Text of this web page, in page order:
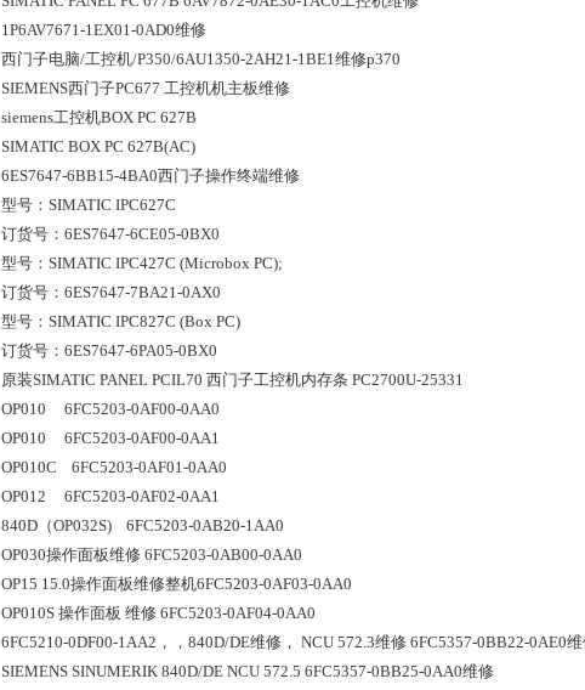
1P6AV7671-1EX01-0AD0维修
西门子电脑/工控机/P350/6AU1350-2AH21-1BE1维修p370
SIEMENS西门子PC677 工控机机主板维修
siemens工控机BOX PC 627B
SIMATIC BOX PC 627B(AC)
6ES7647-6BB15-4BA0西门子操作终端维修
型号：SIMATIC IPC627C
订货号：6ES7647-6CE05-0BX0
型号：SIMATIC IPC427C (Microbox PC);
订货号：6ES7647-7BA21-0AX0
型号：SIMATIC IPC827C (Box PC)
订货号：6ES7647-6PA05-0BX0
原装SIMATIC PANEL PCIL70 西门子工控机内存条 PC2700U-25331
OP010     6FC5203-0AF00-0AA0
OP010     6FC5203-0AF00-0AA1
OP010C    6FC5203-0AF01-0AA0
OP012     6FC5203-0AF02-0AA1
840D（OP032S)    6FC5203-0AB20-1AA0
OP030操作面板维修 6FC5203-0AB00-0AA0
OP15 15.0操作面板维修整机6FC5203-0AF03-0AA0
OP010S 操作面板 维修 6FC5203-0AF04-0AA0
6FC5210-0DF00-1AA2，，840D/DE维修， NCU 572.3维修 6FC5357-0BB22-0AE0
SIEMENS SINUMERIK 840D/DE NCU 572.5 6FC5357-0BB25-0AA0维修